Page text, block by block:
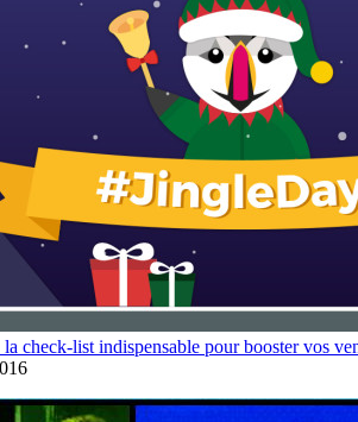
check-list indispensable pour booster vos